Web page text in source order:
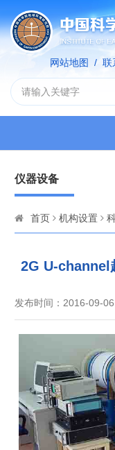
网站地图 / 联
仪器设备
首页 机构设置
2G U-channel
发布时间：2016-09-06